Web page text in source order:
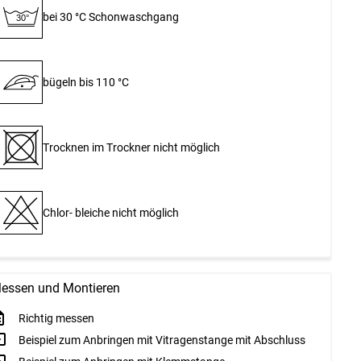
30° bei 30 °C Schon­waschgang
bügeln bis 110 °C
Trocknen im Trockner nicht möglich
Chlor- bleiche nicht möglich
und Montieren
Richtig messen
Beispiel zum Anbringen mit Vitragenstange mit Abschluss